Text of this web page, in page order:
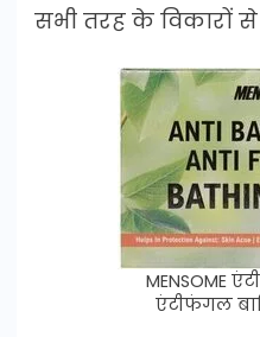
सभी तरह के विकारों
MENSOME
एंटीफंगल